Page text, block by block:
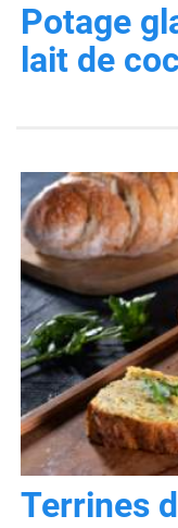
Potage
lait de
Terrines